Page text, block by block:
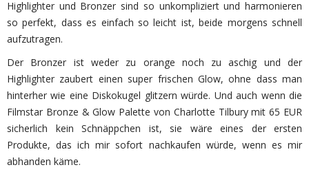
Highlighter und Bronzer sind so unkompliziert und harmonieren
so perfekt, dass es einfach so leicht ist, beide morgens schnell
aufzutragen.
Der Bronzer ist weder zu orange noch zu aschig und der
Highlighter zaubert einen super frischen Glow, ohne dass man
hinterher wie eine Diskokugel glitzern würde. Und auch wenn die
Filmstar Bronze & Glow Palette von Charlotte Tilbury mit 65 EUR
sicherlich kein Schnäppchen ist, sie wäre eines der ersten
Produkte, das ich mir sofort nachkaufen würde, wenn es mir
abhanden käme.